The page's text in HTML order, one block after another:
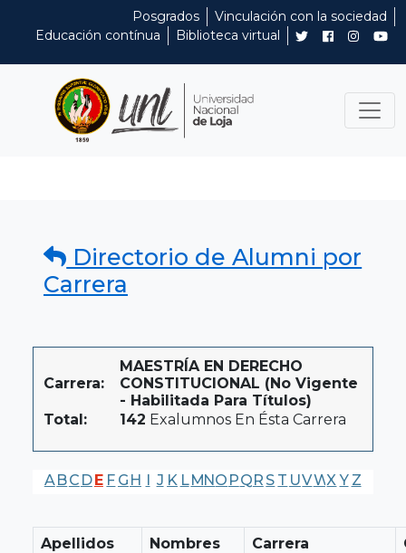
Posgrados
Vinculación con la sociedad
Educación contínua
Biblioteca virtual
Directorio de Alumni por
Carrera
Carrera:
MAESTRÍA EN DERECHO
CONSTITUCIONAL (No Vigente
- Habilitada Para Títulos)
Total:
142 Exalumnos En Ésta Carrera
A BC DE F G H I J K LMNO PQR S T UVWX Y Z
Apellidos Nombres Carrera